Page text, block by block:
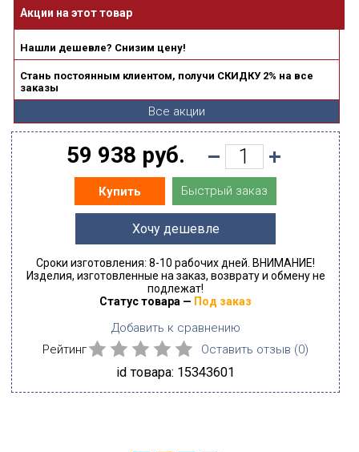
Акции на этот товар
Нашли дешевле? Снизим цену!
Стань постоянным клиентом, получи СКИДКУ 2% на все
заказы
Все акции
59 938 руб.
Купить Быстрый заказ
Хочу дешевле
Сроки изготовления: 8-10 рабочих дней. ВНИМАНИЕ!
Изделия, изготовленные на заказ, возврату и обмену не
подлежат!
Статус товара — Под заказ
Добавить к сравнению
Рейтинг
Оставить отзыв (0)
id товара: 15343601